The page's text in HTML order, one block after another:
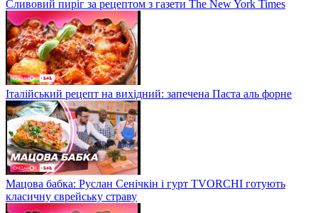
Сливовий пиріг за рецептом з газети The New York Times
Італійський рецепт на вихідний: запечена Паста аль форне
Мацова бабка: Руслан Сенічкін і гурт TVORCHI готують
класичну єврейську страву